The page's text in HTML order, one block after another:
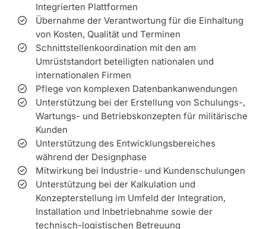
Integrierten Plattformen
Übernahme der Verantwortung für die Einhaltung
von Kosten, Qualität und Terminen
Schnittstellenkoordination mit den am
Umrüststandort beteiligten nationalen und
internationalen Firmen
Pflege von komplexen Datenbankanwendungen
Unterstützung bei der Erstellung von Schulungs-,
Wartungs- und Betriebskonzepten für militärische
Kunden
Unterstützung des Entwicklungsbereiches
während der Designphase
Mitwirkung bei Industrie- und Kundenschulungen
Unterstützung bei der Kalkulation und
Konzepterstellung im Umfeld der Integration,
Installation und Inbetriebnahme sowie der
technisch-logistischen Betreuung